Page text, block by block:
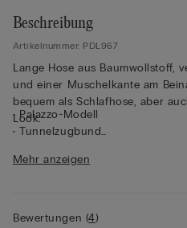
Beschreibung
Artikelnummer: PDL967
Lange Hose aus Baumwollstoff,
und einer Muschelkante am
bequem als Schlafhose, aber
Look.
• Palazzo-Modell
• Tunnelzugbund
• 100 % Baumwolle
Mehr anzeigen
Bewertungen (4)